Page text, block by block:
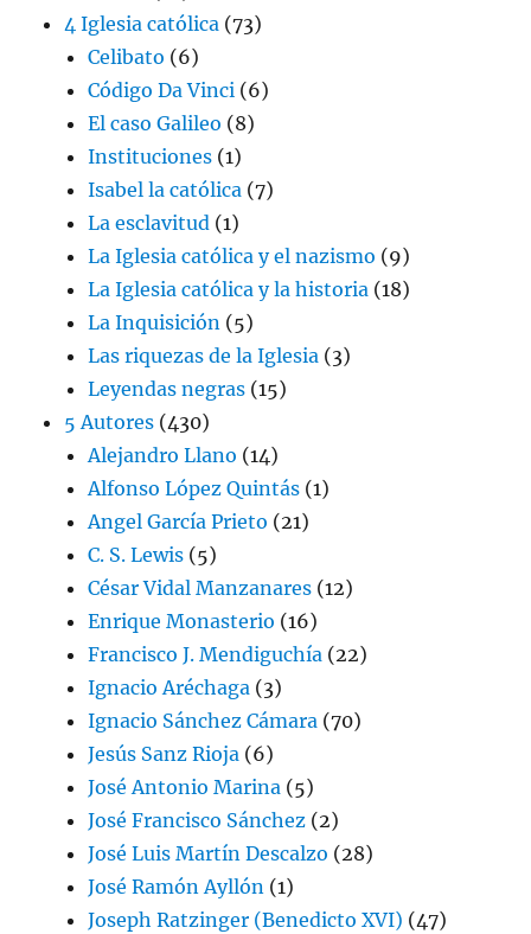
4 Iglesia católica (73)
Celibato (6)
Código Da Vinci (6)
El caso Galileo (8)
Instituciones (1)
Isabel la católica (7)
La esclavitud (1)
La Iglesia católica y el nazismo (9)
La Iglesia católica y la historia (18)
La Inquisición (5)
Las riquezas de la Iglesia (3)
Leyendas negras (15)
5 Autores (430)
Alejandro Llano (14)
Alfonso López Quintás (1)
Angel García Prieto (21)
C. S. Lewis (5)
César Vidal Manzanares (12)
Enrique Monasterio (16)
Francisco J. Mendiguchía (22)
Ignacio Aréchaga (3)
Ignacio Sánchez Cámara (70)
Jesús Sanz Rioja (6)
José Antonio Marina (5)
José Francisco Sánchez (2)
José Luis Martín Descalzo (28)
José Ramón Ayllón (1)
Joseph Ratzinger (Benedicto XVI) (47)